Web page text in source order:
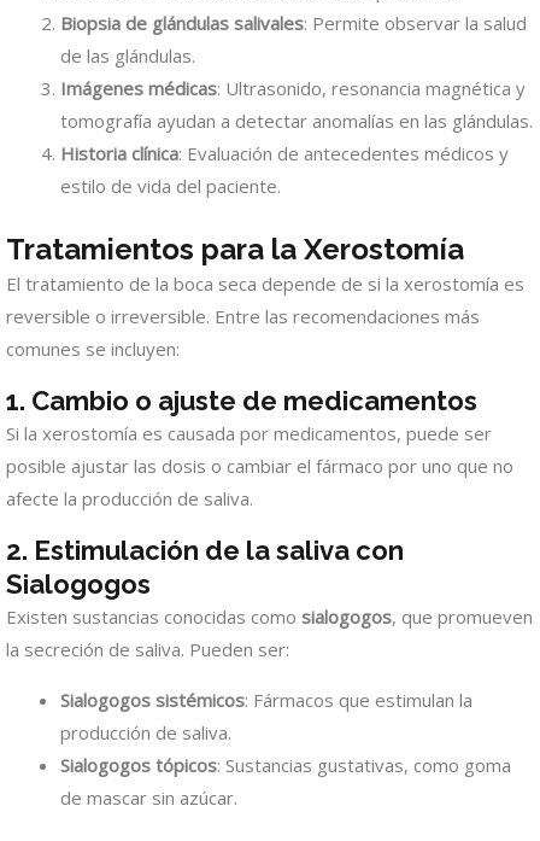
Biopsia de glándulas salivales: Permite observar la salud
de las glándulas.
Imágenes médicas: Ultrasonido, resonancia magnética y
tomografía ayudan a detectar anomalías en las glándulas.
Historia clínica: Evaluación de antecedentes médicos y
estilo de vida del paciente.
Tratamientos para la Xerostomía
El tratamiento de la boca seca depende de si la xerostomía es
reversible o irreversible. Entre las recomendaciones más
comunes se incluyen:
1. Cambio o ajuste de medicamentos
Si la xerostomía es causada por medicamentos, puede ser
posible ajustar las dosis o cambiar el fármaco por uno que no
afecte la producción de saliva.
2. Estimulación de la saliva con
Sialogogos
Existen sustancias conocidas como sialogogos, que promueven
la secreción de saliva. Pueden ser:
Sialogogos sistémicos: Fármacos que estimulan la
producción de saliva.
Sialogogos tópicos: Sustancias gustativas, como goma
de mascar sin azúcar.